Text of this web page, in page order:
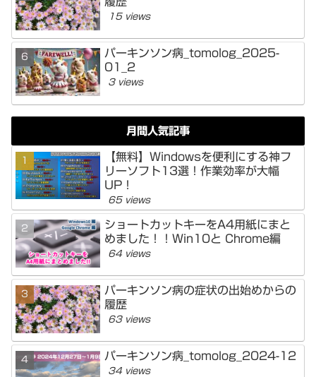
15 views
パーキンソン病_tomolog_2025-
01_2
3 views
月間人気記事
【無料】Windowsを便利にする神フ
リーソフト13選！作業効率が大幅
UP！
65 views
ショートカットキーをA4用紙にまと
めました！！Win10と Chrome編
64 views
パーキンソン病の症状の出始めからの
履歴
63 views
パーキンソン病_tomolog_2024-12
34 views